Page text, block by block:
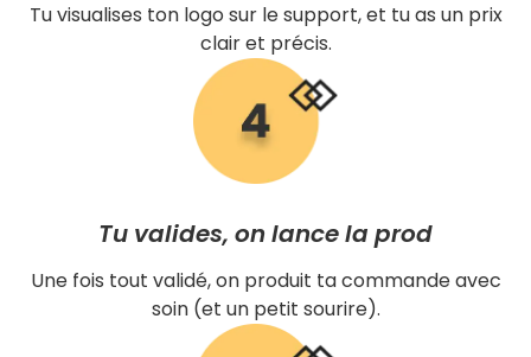
Tu visualises ton logo sur le support, et tu as un prix
clair et précis.
Tu valides, on lance la prod
Une fois tout validé, on produit ta commande avec
soin (et un petit sourire).